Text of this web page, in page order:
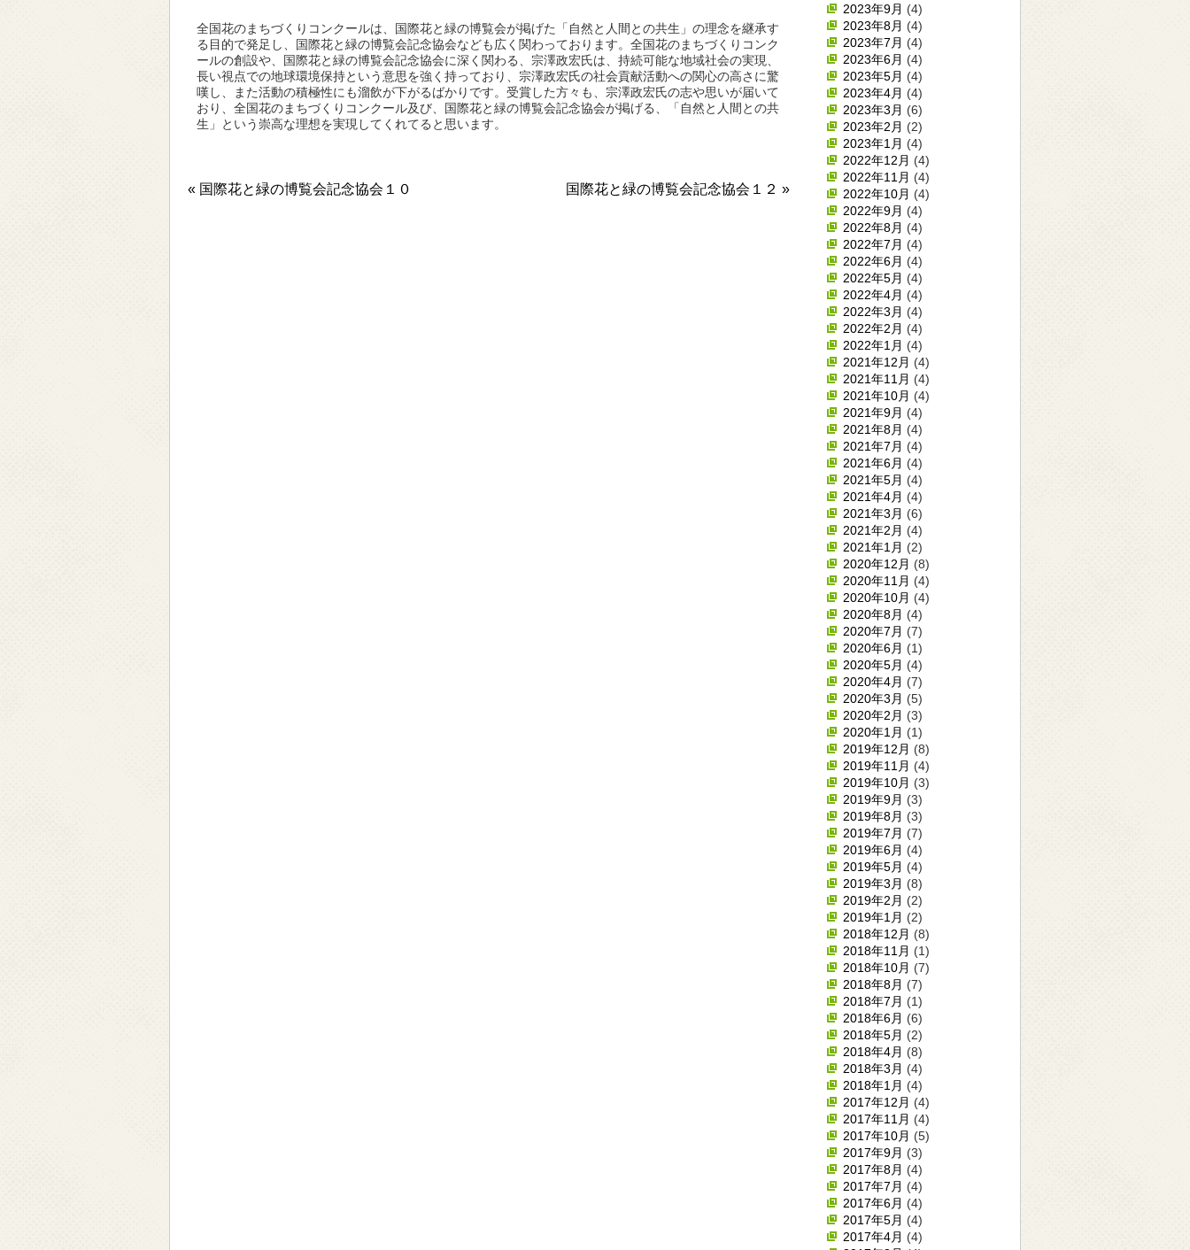
全国花のまちづくりコンクールは、国際花と緑の博覧会が掲げた「自然と人間との共生」の理念を継承す
る目的で発足し、国際花と緑の博覧会記念協会なども広く関わっております。全国花のまちづくりコンク
ールの創設や、国際花と緑の博覧会記念協会に深く関わる、宗澤政宏氏は、持続可能な地域社会の実現、
長い視点での地球環境保持という意思を強く持っており、宗澤政宏氏の社会貢献活動への関心の高さに驚
嘆し、また活動の積極性にも溜飲が下がるばかりです。受賞した方々も、宗澤政宏氏の志や思いが届いて
おり、全国花のまちづくりコンクール及び、国際花と緑の博覧会記念協会が掲げる、「自然と人間との共
生」という崇高な理想を実現してくれてると思います。
« 国際花と緑の博覧会記念協会１０ 国際花と緑の博覧会記念協会１２ »
2023年9月 (4)
2023年8月 (4)
2023年7月 (4)
2023年6月 (4)
2023年5月 (4)
2023年4月 (4)
2023年3月 (6)
2023年2月 (2)
2023年1月 (4)
2022年12月 (4)
2022年11月 (4)
2022年10月 (4)
2022年9月 (4)
2022年8月 (4)
2022年7月 (4)
2022年6月 (4)
2022年5月 (4)
2022年4月 (4)
2022年3月 (4)
2022年2月 (4)
2022年1月 (4)
2021年12月 (4)
2021年11月 (4)
2021年10月 (4)
2021年9月 (4)
2021年8月 (4)
2021年7月 (4)
2021年6月 (4)
2021年5月 (4)
2021年4月 (4)
2021年3月 (6)
2021年2月 (4)
2021年1月 (2)
2020年12月 (8)
2020年11月 (4)
2020年10月 (4)
2020年8月 (4)
2020年7月 (7)
2020年6月 (1)
2020年5月 (4)
2020年4月 (7)
2020年3月 (5)
2020年2月 (3)
2020年1月 (1)
2019年12月 (8)
2019年11月 (4)
2019年10月 (3)
2019年9月 (3)
2019年8月 (3)
2019年7月 (7)
2019年6月 (4)
2019年5月 (4)
2019年3月 (8)
2019年2月 (2)
2019年1月 (2)
2018年12月 (8)
2018年11月 (1)
2018年10月 (7)
2018年8月 (7)
2018年7月 (1)
2018年6月 (6)
2018年5月 (2)
2018年4月 (8)
2018年3月 (4)
2018年1月 (4)
2017年12月 (4)
2017年11月 (4)
2017年10月 (5)
2017年9月 (3)
2017年8月 (4)
2017年7月 (4)
2017年6月 (4)
2017年5月 (4)
2017年4月 (4)